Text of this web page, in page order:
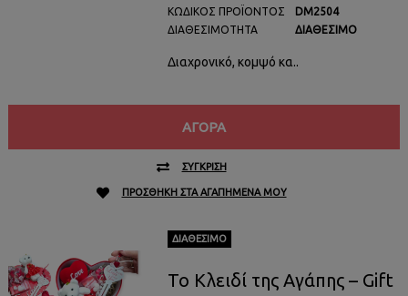
ΚΩΔΙΚΌΣ ΠΡΟΪΌΝΤΟΣ
ΔΙΑΘΕΣΙΜΌΤΗΤΑ
DM2504
ΔΙΑΘΈΣΙΜΟ
Διαχρονικό, κομψό κα..
ΑΓΟΡΆ
ΣΎΓΚΡΙΣΗ
ΠΡΟΣΘΉΚΗ ΣΤΑ ΑΓΑΠΗΜΈΝΑ ΜΟΥ
ΔΙΑΘΈΣΙΜΟ
Το Κλειδί της Αγάπης – Gift